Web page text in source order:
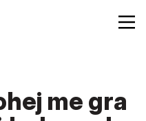
me gra